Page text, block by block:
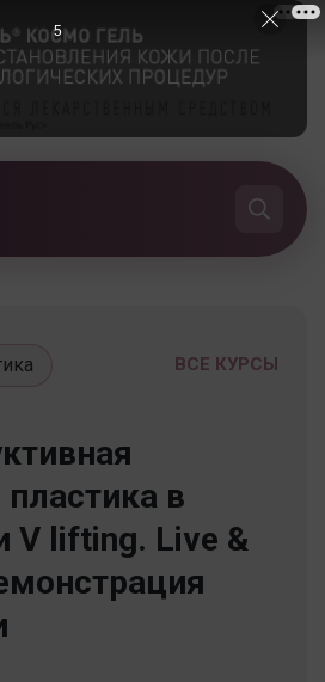
ВСЕ КУРСЫ
пластика в
V lifting. Live &
5